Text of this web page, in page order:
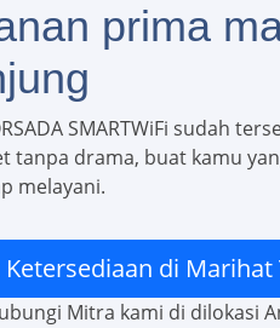
prima
SMARTWiFi sudah
tanpa drama, buat kamu
melayani.
Ketersediaan di Marihat
Mitra kami di dilokasi